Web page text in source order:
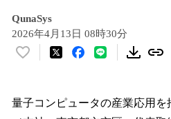
QunaSys
2026年4月13日 08時30分
い
！
数
量子コンピュータの産業応用を